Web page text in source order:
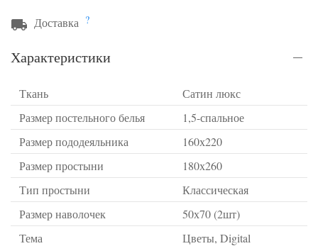
Доставка ?
Характеристики
Ткань
Сатин люкс
Размер постельного белья
1,5-спальное
Размер пододеяльника
160х220
Размер простыни
180х260
Тип простыни
Классическая
Размер наволочек
50х70 (2шт)
Тема
Цветы, Digital